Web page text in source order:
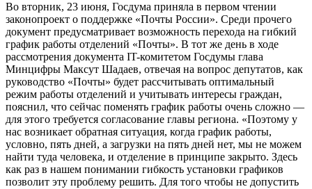
Во вторник, 23 июня, Госдума приняла в первом чтении
законопроект о поддержке «Почты России». Среди прочего
документ предусматривает возможность перехода на гибкий
график работы отделений «Почты». В тот же день в ходе
рассмотрения документа IT-комитетом Госдумы глава
Минцифры Максут Шадаев, отвечая на вопрос депутатов, как
руководство «Почты» будет рассчитывать оптимальный
режим работы отделений и учитывать интересы граждан,
пояснил, что сейчас поменять график работы очень сложно —
для этого требуется согласование главы региона. «Поэтому у
нас возникает обратная ситуация, когда график работы,
условно, пять дней, а загрузки на пять дней нет, мы не можем
найти туда человека, и отделение в принципе закрыто. Здесь
как раз в нашем понимании гибкость установки графиков
позволит эту проблему решить. Для того чтобы не допустить